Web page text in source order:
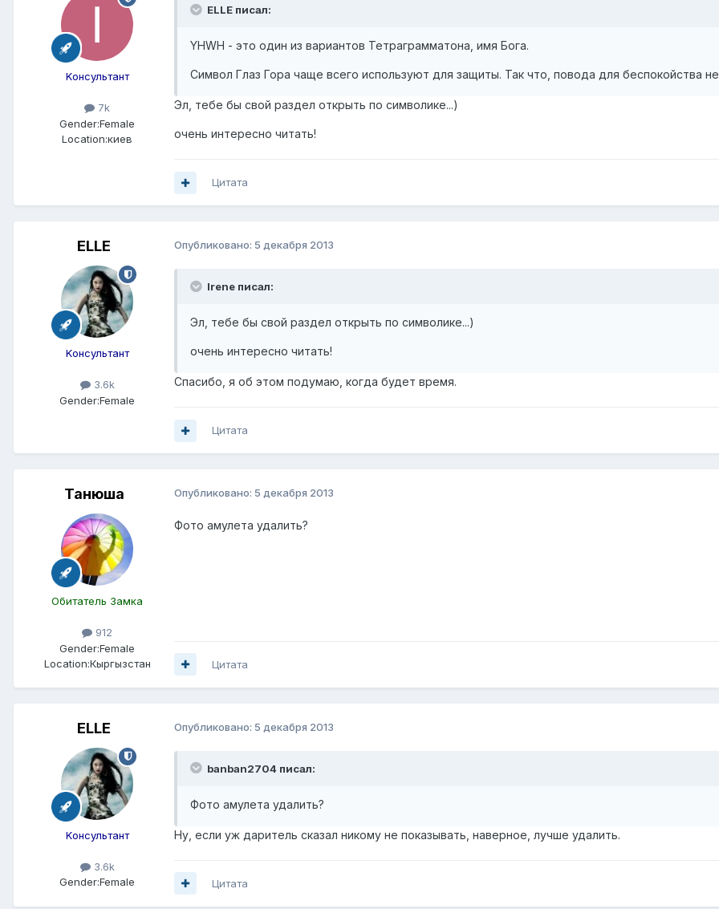
Kонсультант
7k
Gender:Female
Location:киев
ELLE писал:
YHWH - это один из вариантов Тетраграмматона, имя Бога.
Символ Глаз Гора чаще всего используют для защиты. Так что, повода для беспокойства
Эл, тебе бы свой раздел открыть по символике...)
очень интересно читать!
Цитата
ELLE
Kонсультант
3.6k
Gender:Female
Опубликовано: 5 декабря 2013
Irene писал:
Эл, тебе бы свой раздел открыть по символике...)
очень интересно читать!
Спасибо, я об этом подумаю, когда будет время.
Цитата
Танюша
Обитатель Замка
912
Gender:Female
Location:Кыргызстан
Опубликовано: 5 декабря 2013
Фото амулета удалить?
Цитата
ELLE
Kонсультант
3.6k
Gender:Female
Опубликовано: 5 декабря 2013
banban2704 писал:
Фото амулета удалить?
Ну, если уж даритель сказал никому не показывать, наверное, лучше удалить.
Цитата